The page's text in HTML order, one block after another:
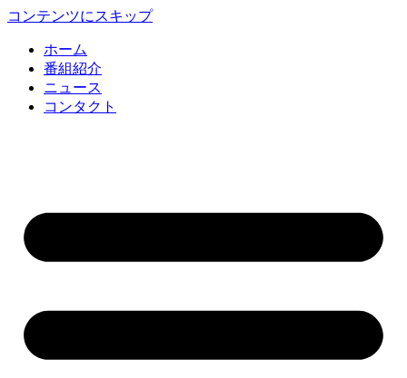
コンテンツにスキップ
ホーム
番組紹介
ニュース
コンタクト